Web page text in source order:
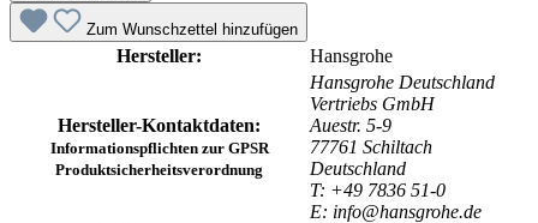
Zum Wunschzettel hinzufügen
Hersteller: Hansgrohe
Hersteller-Kontaktdaten:
Informationspflichten zur GPSR
Produktsicherheitsverordnung
Hansgrohe Deutschland
Vertriebs GmbH
Auestr. 5-9
77761 Schiltach
Deutschland
T: +49 7836 51-0
E: info@hansgrohe.de